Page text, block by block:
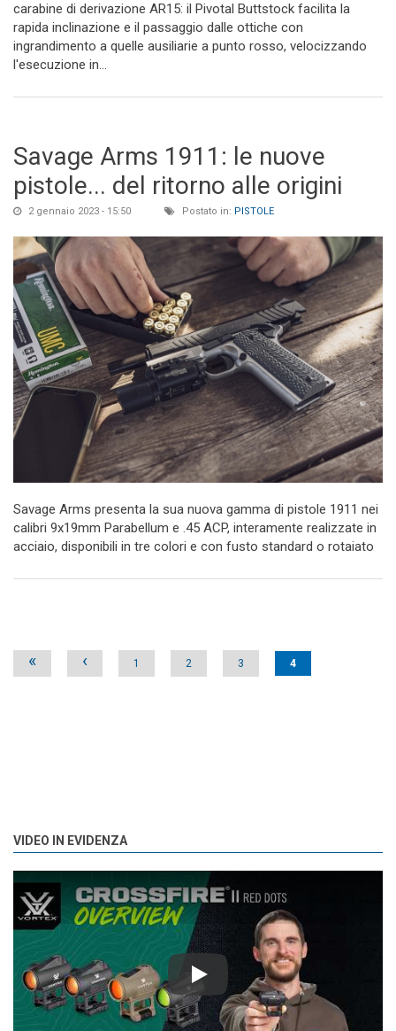
carabine di derivazione AR15: il Pivotal Buttstock facilita la
rapida inclinazione e il passaggio dalle ottiche con
ingrandimento a quelle ausiliarie a punto rosso, velocizzando
l'esecuzione in...
Savage Arms 1911: le nuove
pistole... del ritorno alle origini
2 gennaio 2023 - 15:50 Postato in: PISTOLE
Savage Arms presenta la sua nuova gamma di pistole 1911 nei
calibri 9x19mm Parabellum e .45 ACP, interamente realizzate in
acciaio, disponibili in tre colori e con fusto standard o rotaiato
Pages
« ‹ 1 2 3 4
VIDEO IN EVIDENZA
Play